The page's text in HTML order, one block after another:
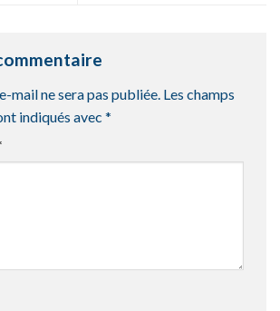
mail ne sera pas publiée. Les champs
indiqués avec *